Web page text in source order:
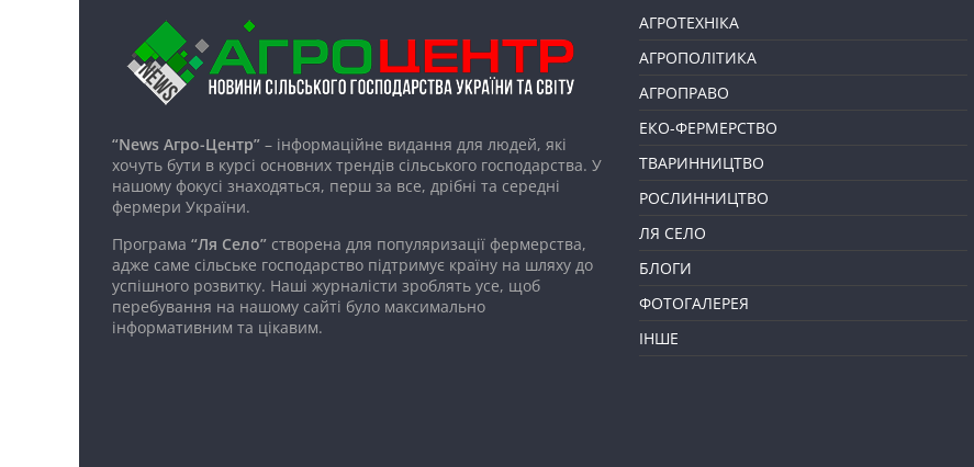
“News Агро-Центр” – інформаційне видання для людей, які
хочуть бути в курсі основних трендів сільського господарства. У
нашому фокусі знаходяться, перш за все, дрібні та середні
фермери України.
Програма “Ля Село” створена для популяризації фермерства,
адже саме сільське господарство підтримує країну на шляху до
успішного розвитку. Наші журналісти зроблять усе, щоб
перебування на нашому сайті було максимально
інформативним та цікавим.
АГРОТЕХНІКА
АГРОПОЛІТИКА
АГРОПРАВО
ЕКО-ФЕРМЕРСТВО
ТВАРИННИЦТВО
РОСЛИННИЦТВО
ЛЯ СЕЛО
БЛОГИ
ФОТОГАЛЕРЕЯ
ІНШЕ